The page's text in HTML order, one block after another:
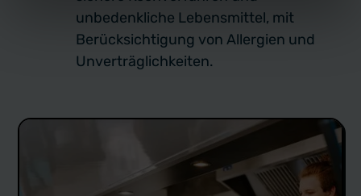
unbedenkliche Lebensmittel, mit
Berücksichtigung von Allergien und
Unverträglichkeiten.